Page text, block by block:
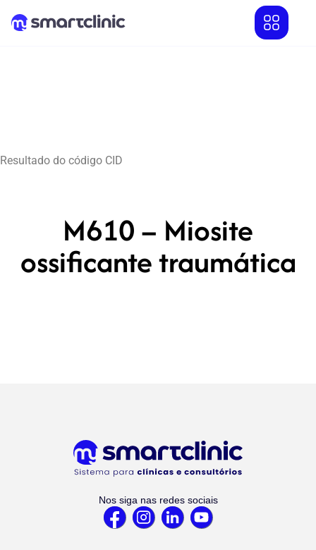
Resultado do código CID
M610 – Miosite
ossificante traumática
Nos siga nas redes sociais